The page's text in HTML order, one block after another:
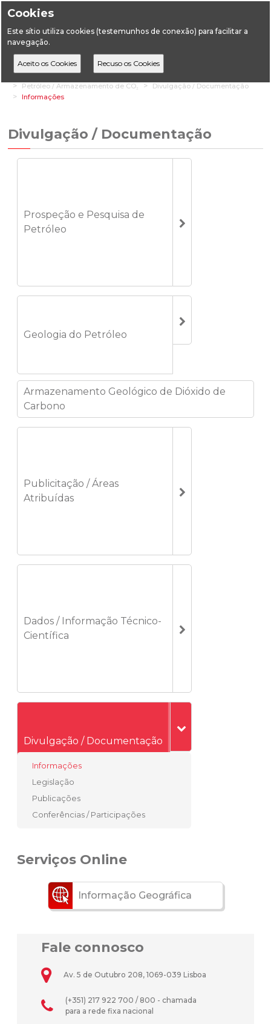
Cookies
Este sítio utiliza cookies (testemunhos de conexão) para facilitar a
navegação.
HomeÁreas Setoriais
Geologia
Petróleo / Armazenamento de CO₂
Divulgação / Documentação
Informações
Divulgação / Documentação
Prospeção e Pesquisa de
Petróleo
Geologia do Petróleo
Armazenamento Geológico de Dióxido de
Carbono
Publicitação / Áreas
Atribuídas
Dados / Informação Técnico-
Científica
Divulgação / Documentação
Informações
Legislação
Publicações
Conferências / Participações
Serviços Online
Informação Geográfica
Fale connosco
Av. 5 de Outubro 208, 1069-039 Lisboa
(+351) 217 922 700 / 800 - chamada
para a rede fixa nacional